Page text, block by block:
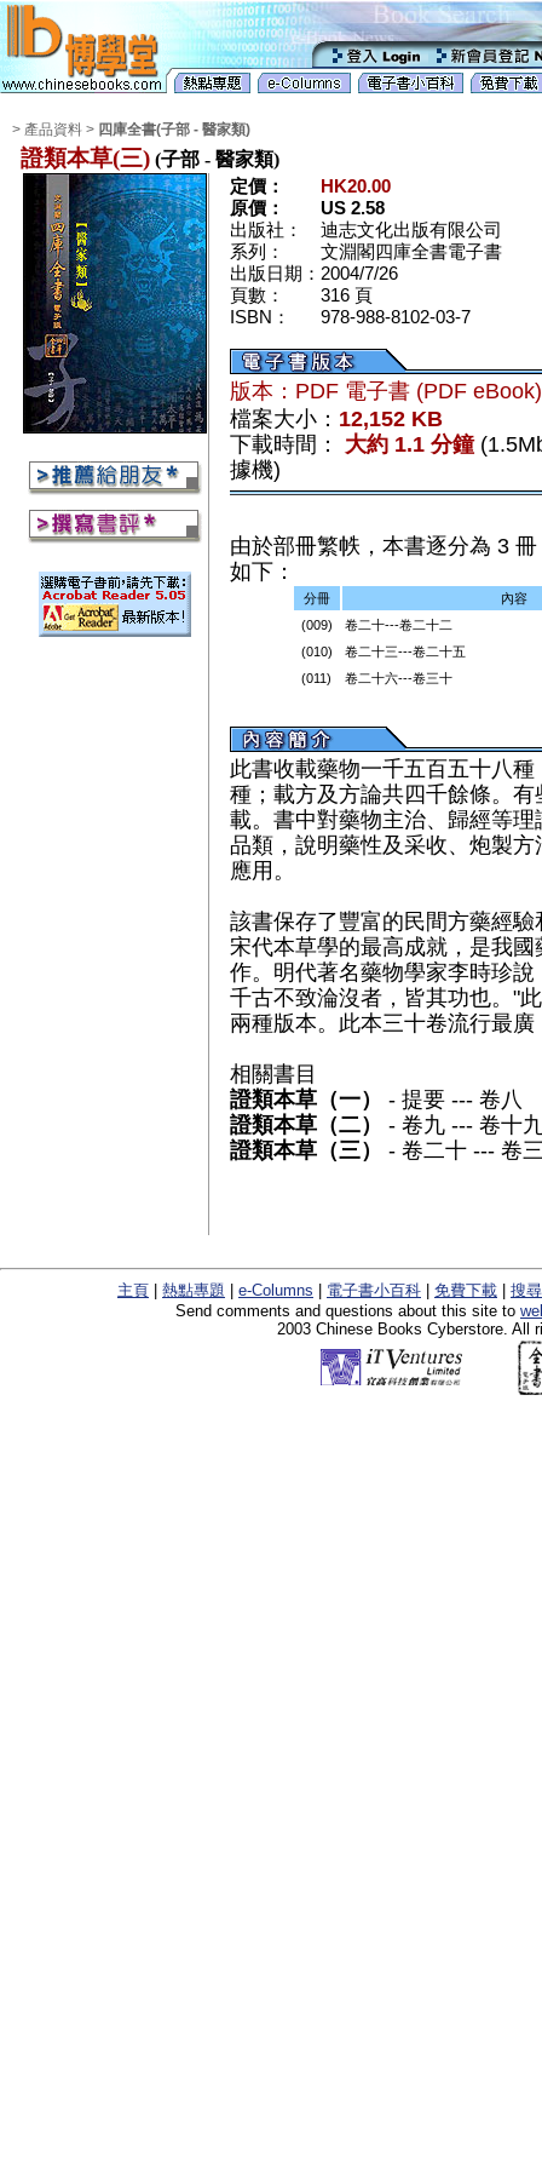
> 產品資料 > 四庫全書(子部 - 醫家類)
證類本草(三) (子部 - 醫家類)
定價：
HK20.00
原價：
US 2.58
出版社：
迪志文化出版有限公司
系列：
文淵閣四庫全書電子書
出版日期： 2004/7/26
頁數：
316 頁
ISBN：
978-988-8102-03-7
版本：PDF 電子書 (PDF
檔案大小： 12,152 KB
下載時間：
大約 1.1 分鐘
據機)
由於部冊繁帙，本書逐分為 3
如下：
分冊
內容
(009)
卷二十---卷二十二
(010)
卷二十三---卷二十五
(011)
卷二十六---卷三十
此書收載藥物一千五百五十八
種；載方及方論共四千餘條。
載。書中對藥物主治、歸經等
品類，說明藥性及采收、炮製
應用。
該書保存了豐富的民間方藥經
宋代本草學的最高成就，是我
作。明代著名藥物學家李時珍
千古不致淪沒者，皆其功也。"
兩種版本。此本三十卷流行最
相關書目
證類本草（一）
- 提要 --- 卷八
證類本草（二）
- 卷九 --- 卷十
證類本草（三）
- 卷二十 --- 卷
主頁 熱點專題 e-Columns 電子書小百科 免費下載
搜
Send comments and questions about this site to
2003 Chinese Books Cyberstore. All